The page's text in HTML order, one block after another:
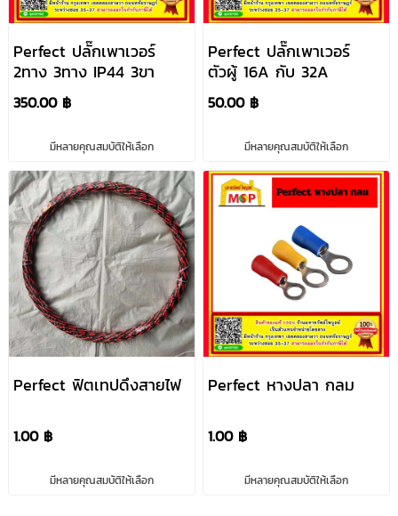
Perfect ปลั๊กเพาเวอร์
2ทาง 3ทาง IP44 3ขา
350.00 ฿
มีหลายคุณสมบัติให้เลือก
Perfect ปลั๊กเพาเวอร์
ตัวผู้ 16A กับ 32A
50.00 ฿
มีหลายคุณสมบัติให้เลือก
Perfect ฟิตเทปดึงสายไฟ
1.00 ฿
มีหลายคุณสมบัติให้เลือก
Perfect หางปลา กลม
1.00 ฿
มีหลายคุณสมบัติให้เลือก